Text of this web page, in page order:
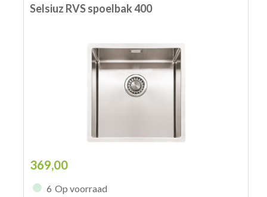
Selsiuz RVS spoelbak 400
369,00
6 Op voorraad